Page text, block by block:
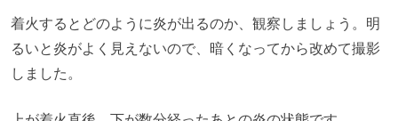
着火するとどのように炎が出るのか、観察しましょう。明
るいと炎がよく見えないので、暗くなってから改めて撮影
しました。